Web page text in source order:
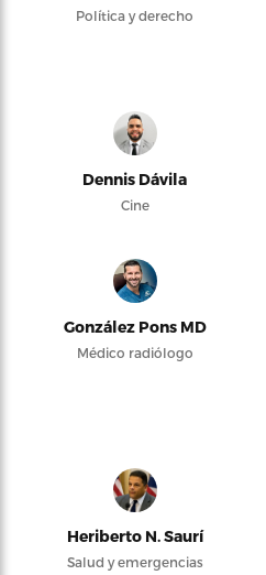
Política y derecho
Dennis Dávila
Cine
González Pons MD
Médico radiólogo
Heriberto N. Saurí
Salud y emergencias